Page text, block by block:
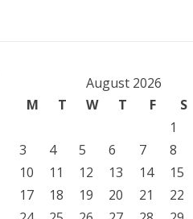
August 2026
M
T W T F S
1
3
4 5 6 7 8
10
11 12 13 14 15
17
18 19 20 21 22